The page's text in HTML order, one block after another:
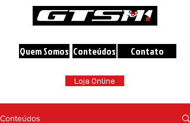
Quem Somos Conteúdos Contato
Loja Online
Conteúdos